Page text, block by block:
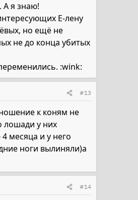
А я знаю!
Е-лену
но ещё не
не до конца убитых
:wink:
#13
к коням не
лошади у них
месяца и у него
ноги вылиняли)а
#14